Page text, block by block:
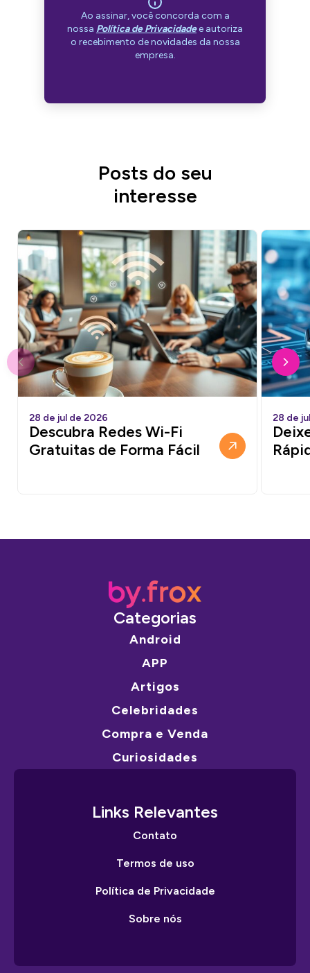
Ao assinar, você concorda com a
nossa Política de Privacidadee autoriza
o recebimento de novidades da nossa
empresa.
Posts do seu
interesse
28 de jul de 2026
Descubra Redes Wi-Fi
Gratuitas de Forma Fácil
28 de
Categorias
Android
APP
Artigos
Celebridades
Compra e Venda
Curiosidades
Links Relevantes
Contato
Termos de uso
Política de Privacidade
Sobre nós